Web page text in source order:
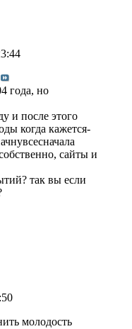
года, но
и после этого
когда кажется-
сайты и
так вы если
молодость